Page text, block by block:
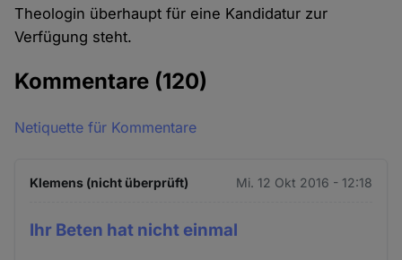
Theologin überhaupt für eine Kandidatur zur
Verfügung steht.
Kommentare (120)
Netiquette für Kommentare
Klemens (nicht überprüft) Mi. 12 Okt 2016 - 12:18
Ihr Beten hat nicht einmal